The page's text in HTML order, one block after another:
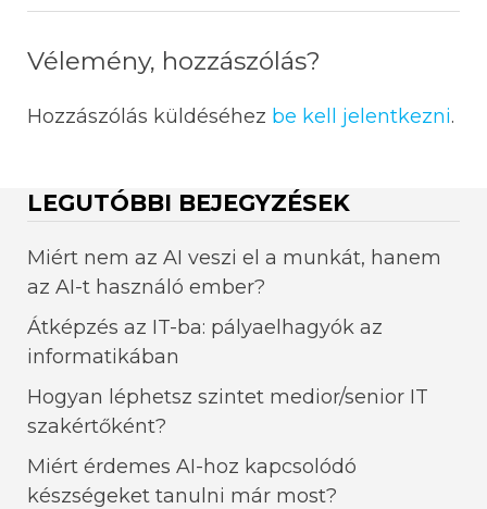
Vélemény, hozzászólás?
Hozzászólás küldéséhez be kell jelentkezni.
LEGUTÓBBI BEJEGYZÉSEK
Miért nem az AI veszi el a munkát, hanem
az AI-t használó ember?
Átképzés az IT-ba: pályaelhagyók az
informatikában
Hogyan léphetsz szintet medior/senior IT
szakértőként?
Miért érdemes AI-hoz kapcsolódó
készségeket tanulni már most?